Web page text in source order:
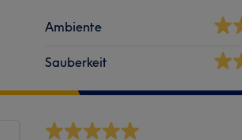
Ambiente
Sauberkeit